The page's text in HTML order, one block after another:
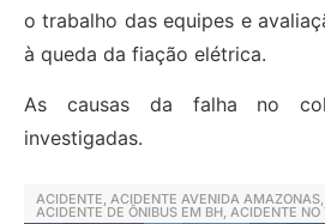
o trabalho das equipes e
à queda da fiação elétrica.
As causas da falha no
investigadas.
ACIDENTE, ACIDENTE AVENIDA AMAZONAS,
ACIDENTE DE ÔNIBUS EM BH, ACIDENTE NO